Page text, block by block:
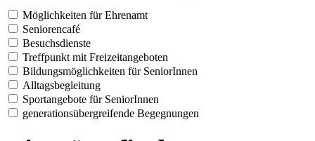
Möglichkeiten für Ehrenamt
Seniorencafé
Besuchsdienste
Treffpunkt mit Freizeitangeboten
Bildungsmöglichkeiten für SeniorInnen
Alltagsbegleitung
Sportangebote für SeniorInnen
generationsübergreifende Begegnungen